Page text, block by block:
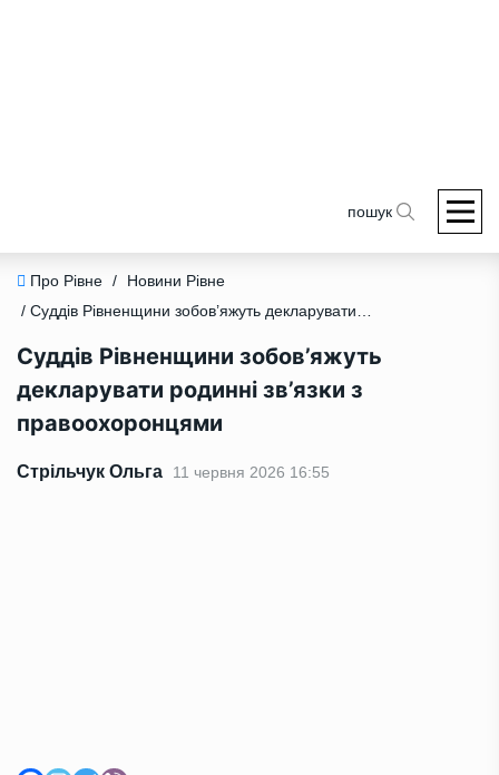
пошук
Про Рівне /
Новини Рівне
/ Суддів Рівненщини зобов’яжуть декларувати родинні зв’язки з правоохоронцями
Суддів Рівненщини зобов’яжуть
декларувати родинні зв’язки з
правоохоронцями
Стрільчук Ольга 11 червня 2026 16:55